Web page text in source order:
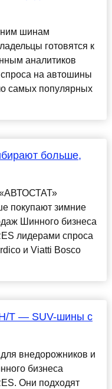
шинам
готовятся к
аналитиков
спроса на автошины
самых популярных
больше,
«АВТОСТАТ»
покупают зимние
Шинного бизнеса
лидерами спроса
и Viatti Bosco
T — SUV-шины с
внедорожников и
бизнеса
Они подходят